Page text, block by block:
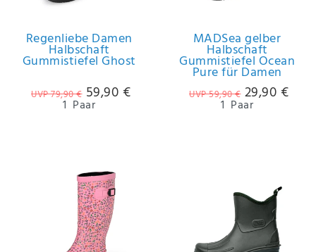
Regenliebe Damen
Halbschaft
Gummistiefel Ghost
UVP 79,90 € 59,90 €
1 Paar
MADSea gelber
Halbschaft
Gummistiefel Ocean
Pure für Damen
UVP 59,90 € 29,90 €
1 Paar